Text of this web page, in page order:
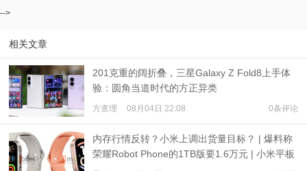
-->
相关文章
201克重的阔折叠，三星Galaxy Z Fold8上手体
验：圆角当道时代的方正异类
方查理 08月04日 22:08 0条评论
内存行情反转？小米上调出货量目标？ | 爆料称
荣耀Robot Phone的1TB版要1.6万元 | 小米平板